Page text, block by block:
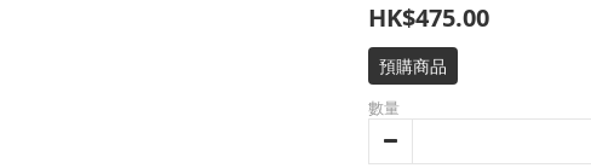
HK$475.00
預購商品
數量